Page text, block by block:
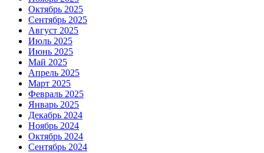
Октябрь 2025
Сентябрь 2025
Август 2025
Июль 2025
Июнь 2025
Май 2025
Апрель 2025
Март 2025
Февраль 2025
Январь 2025
Декабрь 2024
Ноябрь 2024
Октябрь 2024
Сентябрь 2024